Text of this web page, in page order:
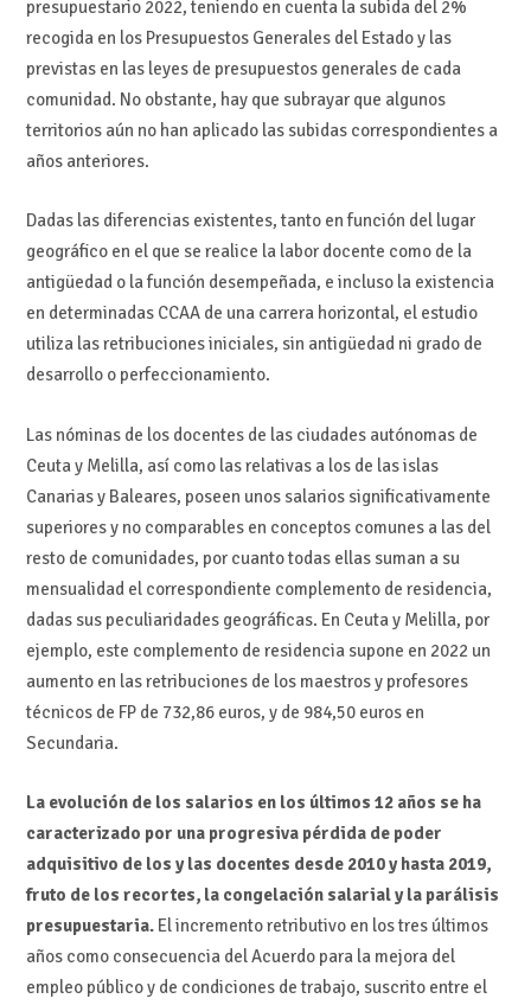
presupuestario 2022, teniendo en cuenta la subida del 2%
recogida en los Presupuestos Generales del Estado y las
previstas en las leyes de presupuestos generales de cada
comunidad. No obstante, hay que subrayar que algunos
territorios aún no han aplicado las subidas correspondientes a
años anteriores.
Dadas las diferencias existentes, tanto en función del lugar
geográfico en el que se realice la labor docente como de la
antigüedad o la función desempeñada, e incluso la existencia
en determinadas CCAA de una carrera horizontal, el estudio
utiliza las retribuciones iniciales, sin antigüedad ni grado de
desarrollo o perfeccionamiento.
Las nóminas de los docentes de las ciudades autónomas de
Ceuta y Melilla, así como las relativas a los de las islas
Canarias y Baleares, poseen unos salarios significativamente
superiores y no comparables en conceptos comunes a las del
resto de comunidades, por cuanto todas ellas suman a su
mensualidad el correspondiente complemento de residencia,
dadas sus peculiaridades geográficas. En Ceuta y Melilla, por
ejemplo, este complemento de residencia supone en 2022 un
aumento en las retribuciones de los maestros y profesores
técnicos de FP de 732,86 euros, y de 984,50 euros en
Secundaria.
La evolución de los salarios en los últimos 12 años se ha
caracterizado por una progresiva pérdida de poder
adquisitivo de los y las docentes desde 2010 y hasta 2019,
fruto de los recortes, la congelación salarial y la parálisis
presupuestaria.El incremento retributivo en los tres últimos
años como consecuencia del Acuerdo para la mejora del
empleo público y de condiciones de trabajo, suscrito entre el